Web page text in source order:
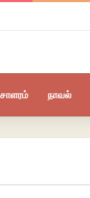
சாளரம் நாவல்